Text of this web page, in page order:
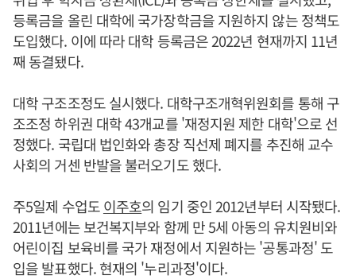
등록금을 올린 대학에 국가장학금을 지원하지 않는 정책도
도입했다. 이에 따라 대학 등록금은 2022년 현재까지 11년
째 동결됐다.
대학 구조조정도 실시했다. 대학구조개혁위원회를 통해 구
조조정 하위권 대학 43개교를 '재정지원 제한 대학'으로 선
정했다. 국립대 법인화와 총장 직선제 폐지를 추진해 교수
사회의 거센 반발을 불러오기도 했다.
주5일제 수업도이주호의 임기 중인 2012년부터 시작됐다.
2011년에는 보건복지부와 함께 만 5세 아동의 유치원비와
어린이집 보육비를 국가 재정에서 지원하는 '공통과정' 도
입을 발표했다. 현재의 '누리과정'이다.